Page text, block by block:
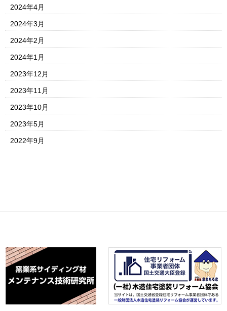
2024年4月
2024年3月
2024年2月
2024年1月
2023年12月
2023年11月
2023年10月
2023年5月
2022年9月